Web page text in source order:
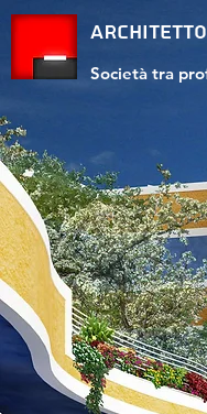
Società tra